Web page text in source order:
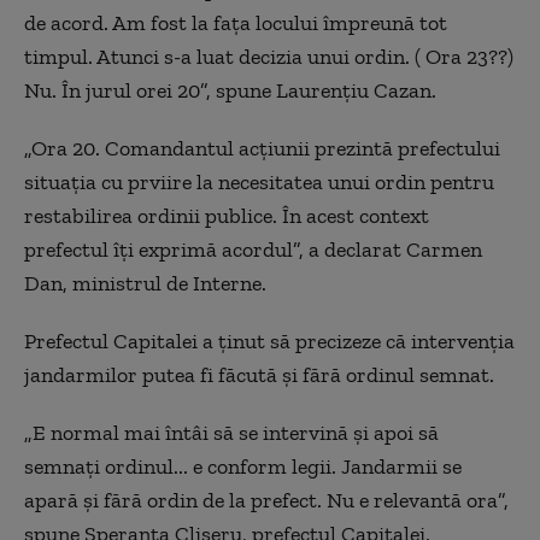
de acord. Am fost la fața locului împreună tot
timpul. Atunci s-a luat decizia unui ordin. ( Ora 23??)
Nu. În jurul orei 20”, spune Laurențiu Cazan.
„Ora 20. Comandantul acțiunii prezintă prefectului
situația cu prviire la necesitatea unui ordin pentru
restabilirea ordinii publice. În acest context
prefectul îți exprimă acordul”, a declarat Carmen
Dan, ministrul de Interne.
Prefectul Capitalei a ţinut să precizeze că intervenţia
jandarmilor putea fi făcută şi fără ordinul semnat.
„E normal mai întâi să se intervină și apoi să
semnați ordinul... e conform legii. Jandarmii se
apară și fără ordin de la prefect. Nu e relevantă ora”,
spune Speranța Cliseru, prefectul Capitalei.